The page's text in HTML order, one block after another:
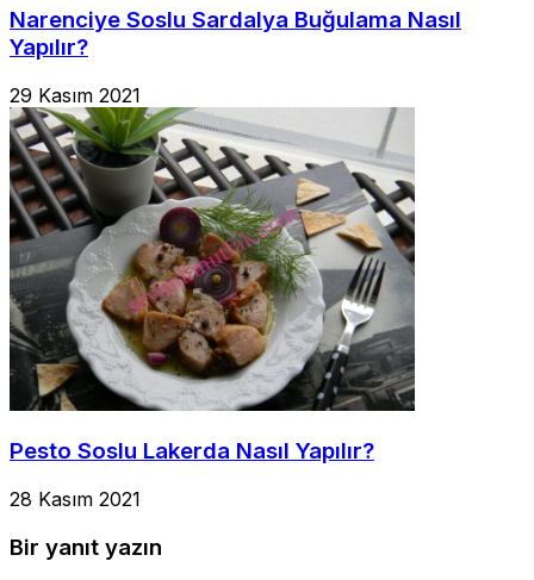
Narenciye Soslu Sardalya Buğulama Nasıl
Yapılır?
29 Kasım 2021
Pesto Soslu Lakerda Nasıl Yapılır?
28 Kasım 2021
Bir yanıt yazın